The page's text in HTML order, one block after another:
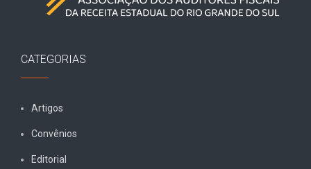
CATEGORIAS
Artigos
Convênios
Editorial